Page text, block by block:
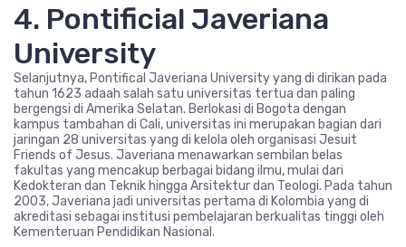
4. Pontificial Javeriana
University
Selanjutnya, Pontifical Javeriana University yang di dirikan pada
tahun 1623 adaah salah satu universitas tertua dan paling
bergengsi di Amerika Selatan. Berlokasi di Bogota dengan
kampus tambahan di Cali, universitas ini merupakan bagian dari
jaringan 28 universitas yang di kelola oleh organisasi Jesuit
Friends of Jesus. Javeriana menawarkan sembilan belas
fakultas yang mencakup berbagai bidang ilmu, mulai dari
Kedokteran dan Teknik hingga Arsitektur dan Teologi. Pada tahun
2003, Javeriana jadi universitas pertama di Kolombia yang di
akreditasi sebagai institusi pembelajaran berkualitas tinggi oleh
Kementeruan Pendidikan Nasional.